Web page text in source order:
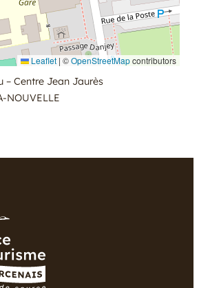
Leaflet | ©OpenStreetMapcontributors
– Centre Jean Jaurès
NOUVELLE